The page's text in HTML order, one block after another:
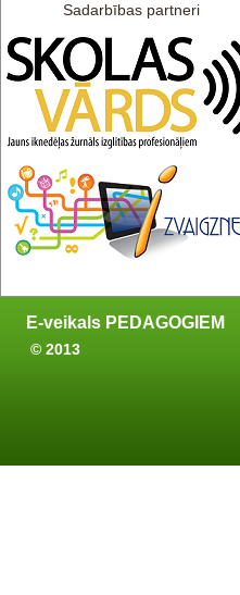
Sadarbības partneri
E-veikals PEDAGOGIEM
© 2013